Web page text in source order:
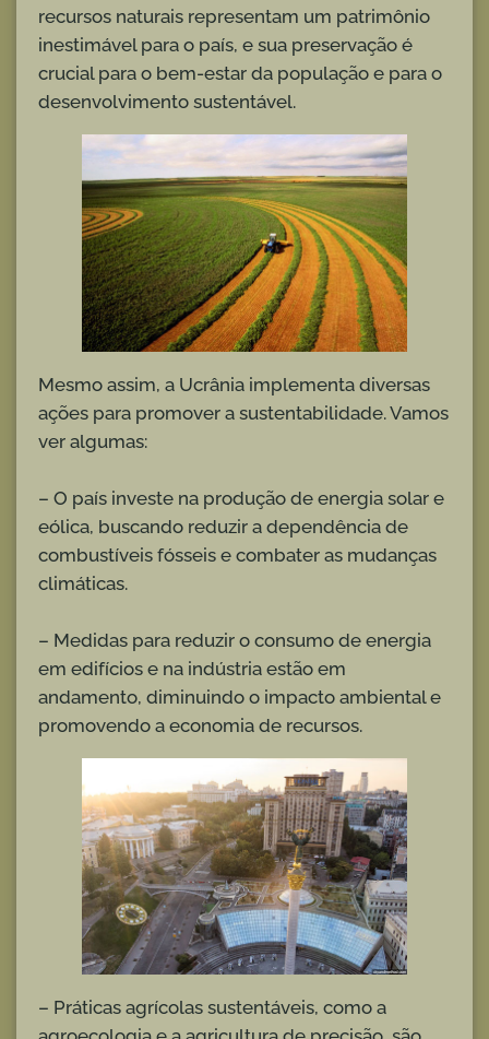
recursos naturais representam um patrimônio
inestimável para o país, e sua preservação é
crucial para o bem-estar da população e para o
desenvolvimento sustentável.
Mesmo assim, a Ucrânia implementa diversas
ações para promover a sustentabilidade. Vamos
ver algumas:
– O país investe na produção de energia solar e
eólica, buscando reduzir a dependência de
combustíveis fósseis e combater as mudanças
climáticas.
– Medidas para reduzir o consumo de energia
em edifícios e na indústria estão em
andamento, diminuindo o impacto ambiental e
promovendo a economia de recursos.
– Práticas agrícolas sustentáveis, como a